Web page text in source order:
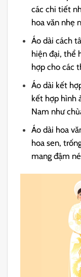
các chi tiết
hoa văn nhẹ
Áo dài cách
hiện đại, thể
hợp cho các
Áo dài kết
kết hợp hình
Nam như
Áo dài hoa
hoa sen,
mang đậm